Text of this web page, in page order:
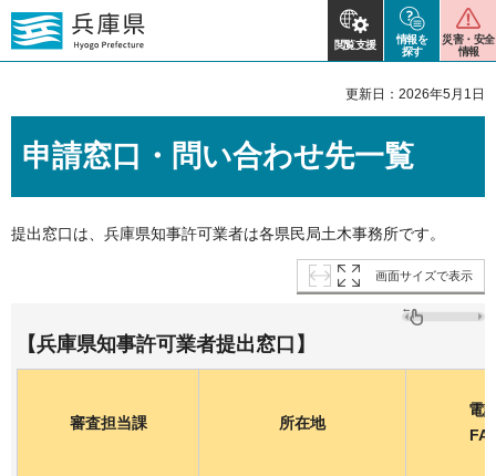
閲覧支援
情報を
探す
災害・安全
情報
更新日：2026年5月1日
申請窓口・問い合わせ先一覧
提出窓口は、兵庫県知事許可業者は各県民局土木事務所です。
画面サイズで表示
【兵庫県知事許可業者提出窓口】
審査担当課 所在地
電